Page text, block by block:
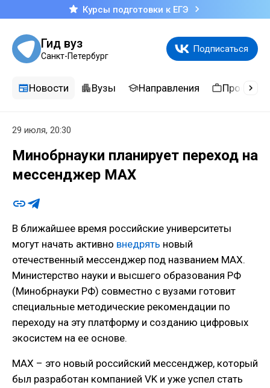
Курсы подготовки к ЕГЭ
Гид вуз
Санкт-Петербург
Подписаться
Новости Вузы Направления
29 июля, 20:30
Минобрнауки планирует переход на
мессенджер MAX
В ближайшее время российские университеты
могут начать активно внедрять новый
отечественный мессенджер под названием MAX.
Министерство науки и высшего образования РФ
(Минобрнауки РФ) совместно с вузами готовит
специальные методические рекомендации по
переходу на эту платформу и созданию цифровых
экосистем на ее основе.
MAX – это новый российский мессенджер, который
был разработан компанией VK и уже успел стать